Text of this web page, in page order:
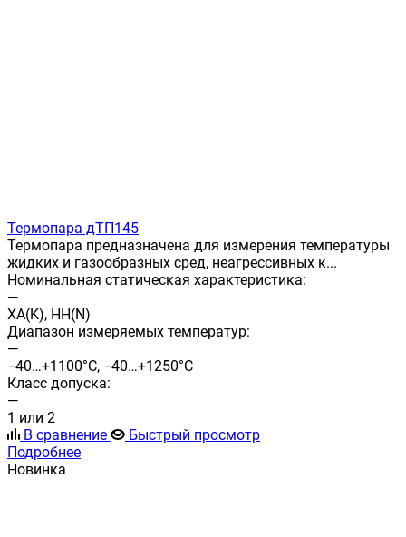
Термопара дТП145
Термопара предназначена для измерения температуры
жидких и газообразных сред, неагрессивных к...
Номинальная статическая характеристика:
—
ХА(K), НН(N)
Диапазон измеряемых температур:
—
−40…+1100°C, −40…+1250°С
Класс допуска:
—
1 или 2
В сравнение
Быстрый просмотр
Подробнее
Новинка